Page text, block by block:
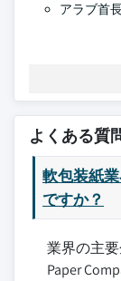
アラブ首
よくある質
軟包装紙
ですか？
業界の主
Paper